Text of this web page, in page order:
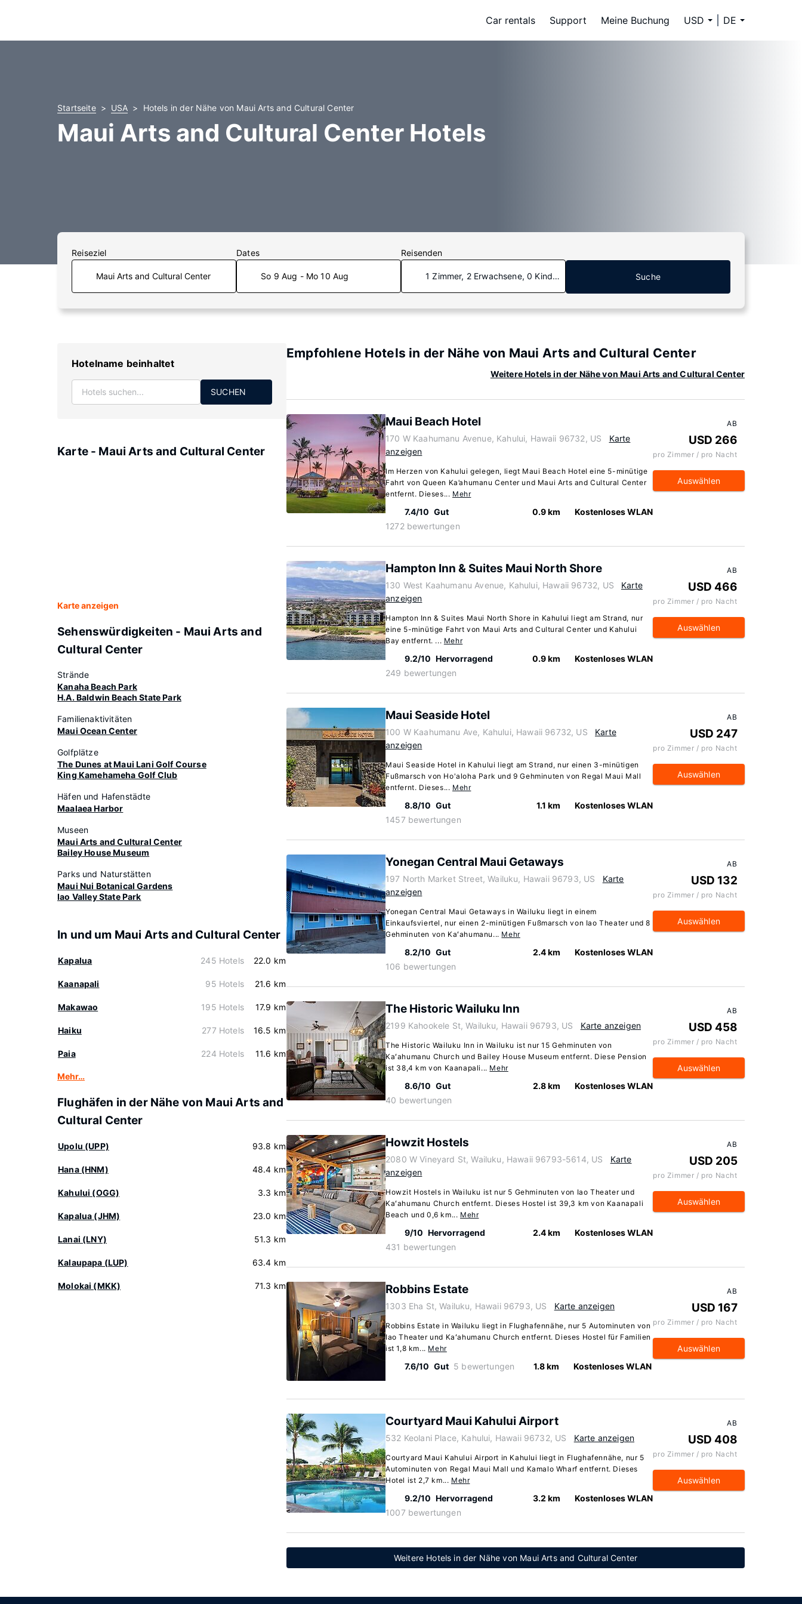
Car rentals Support Meine Buchung USD DE
Startseite USA Hotels in der Nähe von Maui Arts and Cultural Center
Maui Arts and Cultural Center Hotels
Reiseziel Dates
So 9 Aug - Mo 10 Aug
Reisenden
1 Zimmer, 2 Erwachsene, 0 Kinder Suche
Hotelname beinhaltet
SUCHEN
Karte - Maui Arts and Cultural Center
Karte anzeigen
Sehenswürdigkeiten - Maui Arts and
Cultural Center
Strände
Kanaha Beach Park
H.A. Baldwin Beach State Park
Familienaktivitäten
Maui Ocean Center
Golfplätze
The Dunes at Maui Lani Golf Course
King Kamehameha Golf Club
Häfen und Hafenstädte
Maalaea Harbor
Museen
Maui Arts and Cultural Center
Bailey House Museum
Parks und Naturstätten
Maui Nui Botanical Gardens
Iao Valley State Park
In und um Maui Arts and Cultural Center
Kapalua 245 Hotels 22.0 km
Kaanapali 95 Hotels 21.6 km
Makawao 195 Hotels 17.9 km
Haiku 277 Hotels 16.5 km
Paia 224 Hotels 11.6 km
Mehr…
Flughäfen in der Nähe von Maui Arts and
Cultural Center
Upolu (UPP) 93.8 km
Hana (HNM) 48.4 km
Kahului (OGG) 3.3 km
Kapalua (JHM) 23.0 km
Lanai (LNY) 51.3 km
Kalaupapa (LUP) 63.4 km
Molokai (MKK) 71.3 km
Empfohlene Hotels in der Nähe von Maui Arts and Cultural Center
Weitere Hotels in der Nähe von Maui Arts and Cultural Center
Maui Beach Hotel
170 W Kaahumanu Avenue, Kahului, Hawaii 96732, US
Karte
anzeigen
Im Herzen von Kahului gelegen, liegt Maui Beach Hotel eine 5-minütige
Fahrt von Queen Ka’ahumanu Center und Maui Arts and Cultural Center
entfernt. Dieses... Mehr
7.4/10 Gut
1272 bewertungen
0.9 km Kostenloses WLAN
AB
USD 266
pro Zimmer / pro Nacht
Auswählen
Hampton Inn & Suites Maui North Shore
130 West Kaahumanu Avenue, Kahului, Hawaii 96732, US
Karte
anzeigen
Hampton Inn & Suites Maui North Shore in Kahului liegt am Strand, nur
eine 5-minütige Fahrt von Maui Arts and Cultural Center und Kahului
Bay entfernt. ... Mehr
9.2/10 Hervorragend
249 bewertungen
0.9 km Kostenloses WLAN
AB
USD 466
pro Zimmer / pro Nacht
Auswählen
Maui Seaside Hotel
100 W Kaahumanu Ave, Kahului, Hawaii 96732, US
Karte
anzeigen
Maui Seaside Hotel in Kahului liegt am Strand, nur einen 3-minütigen
Fußmarsch von Ho'aloha Park und 9 Gehminuten von Regal Maui Mall
entfernt. Dieses... Mehr
8.8/10 Gut
1457 bewertungen
1.1 km Kostenloses WLAN
AB
USD 247
pro Zimmer / pro Nacht
Auswählen
Yonegan Central Maui Getaways
197 North Market Street, Wailuku, Hawaii 96793, US
Karte
anzeigen
Yonegan Central Maui Getaways in Wailuku liegt in einem
Einkaufsviertel, nur einen 2-minütigen Fußmarsch von Iao Theater und 8
Gehminuten von Kaʻahumanu... Mehr
8.2/10 Gut
106 bewertungen
2.4 km Kostenloses WLAN
AB
USD 132
pro Zimmer / pro Nacht
Auswählen
The Historic Wailuku Inn
2199 Kahookele St, Wailuku, Hawaii 96793, US Karte anzeigen
The Historic Wailuku Inn in Wailuku ist nur 15 Gehminuten von
Kaʻahumanu Church und Bailey House Museum entfernt. Diese Pension
ist 38,4 km von Kaanapali... Mehr
8.6/10 Gut
40 bewertungen
2.8 km Kostenloses WLAN
AB
USD 458
pro Zimmer / pro Nacht
Auswählen
Howzit Hostels
2080 W Vineyard St, Wailuku, Hawaii 96793-5614, US
Karte
anzeigen
Howzit Hostels in Wailuku ist nur 5 Gehminuten von Iao Theater und
Kaʻahumanu Church entfernt. Dieses Hostel ist 39,3 km von Kaanapali
Beach und 0,6 km... Mehr
9/10 Hervorragend
431 bewertungen
2.4 km Kostenloses WLAN
AB
USD 205
pro Zimmer / pro Nacht
Auswählen
Robbins Estate
1303 Eha St, Wailuku, Hawaii 96793, US Karte anzeigen
Robbins Estate in Wailuku liegt in Flughafennähe, nur 5 Autominuten von
Iao Theater und Kaʻahumanu Church entfernt. Dieses Hostel für Familien
ist 1,8 km... Mehr
7.6/10 Gut 5 bewertungen 1.8 km Kostenloses WLAN
AB
USD 167
pro Zimmer / pro Nacht
Auswählen
Courtyard Maui Kahului Airport
532 Keolani Place, Kahului, Hawaii 96732, US Karte anzeigen
Courtyard Maui Kahului Airport in Kahului liegt in Flughafennähe, nur 5
Autominuten von Regal Maui Mall und Kamalo Wharf entfernt. Dieses
Hotel ist 2,7 km... Mehr
9.2/10 Hervorragend
1007 bewertungen
3.2 km Kostenloses WLAN
AB
USD 408
pro Zimmer / pro Nacht
Auswählen
Weitere Hotels in der Nähe von Maui Arts and Cultural Center